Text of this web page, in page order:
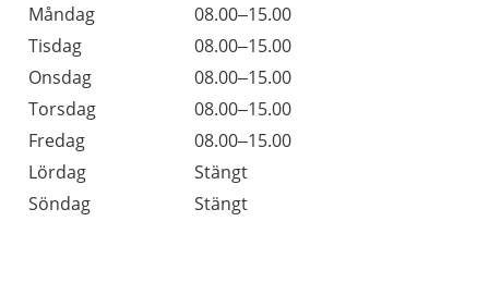
Dag
Öppettider
Kommentarer
Måndag
08.00–15.00
Tisdag
08.00–15.00
Onsdag
08.00–15.00
Torsdag
08.00–15.00
Fredag
08.00–15.00
Lördag
Stängt
Söndag
Stängt